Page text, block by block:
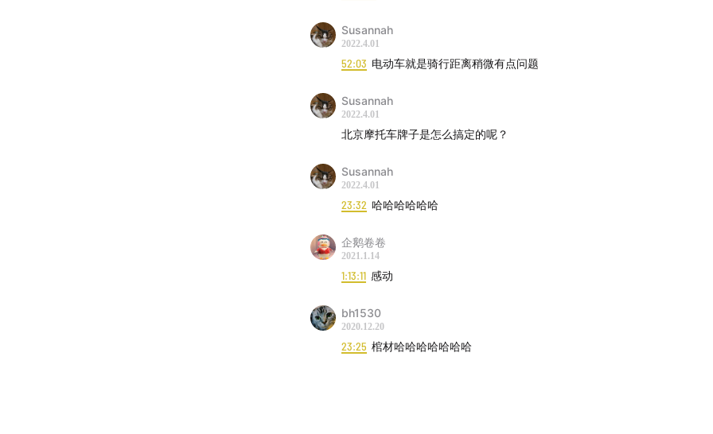
Susannah
2022.4.01
52:03 电动车就是骑行距离稍微有点问题
Susannah
2022.4.01
北京摩托车牌子是怎么搞定的呢？
Susannah
2022.4.01
23:32 哈哈哈哈哈哈
企鹅卷卷
2021.1.14
1:13:11 感动
bh1530
2020.12.20
23:25 棺材哈哈哈哈哈哈哈